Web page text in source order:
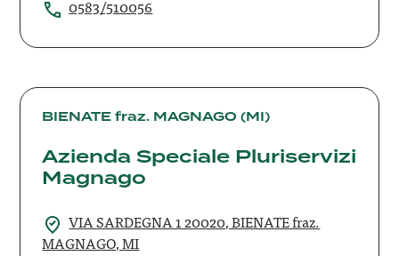
0583/510056
BIENATE fraz. MAGNAGO (MI)
Azienda Speciale Pluriservizi
Magnago
VIA SARDEGNA 1 20020, BIENATE fraz.
MAGNAGO, MI
Azienda
Speciale
Magnago